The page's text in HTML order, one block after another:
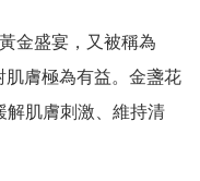
金盛宴，又被稱為
膚極為有益。金盞花
解肌膚刺激、維持清